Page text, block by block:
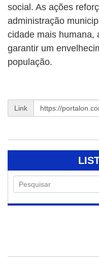
social. As ações
administração
cidade mais humana,
garantir um
população.
Link
Pesquisar